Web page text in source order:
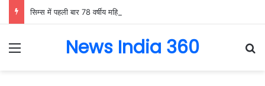
Menu News India 360